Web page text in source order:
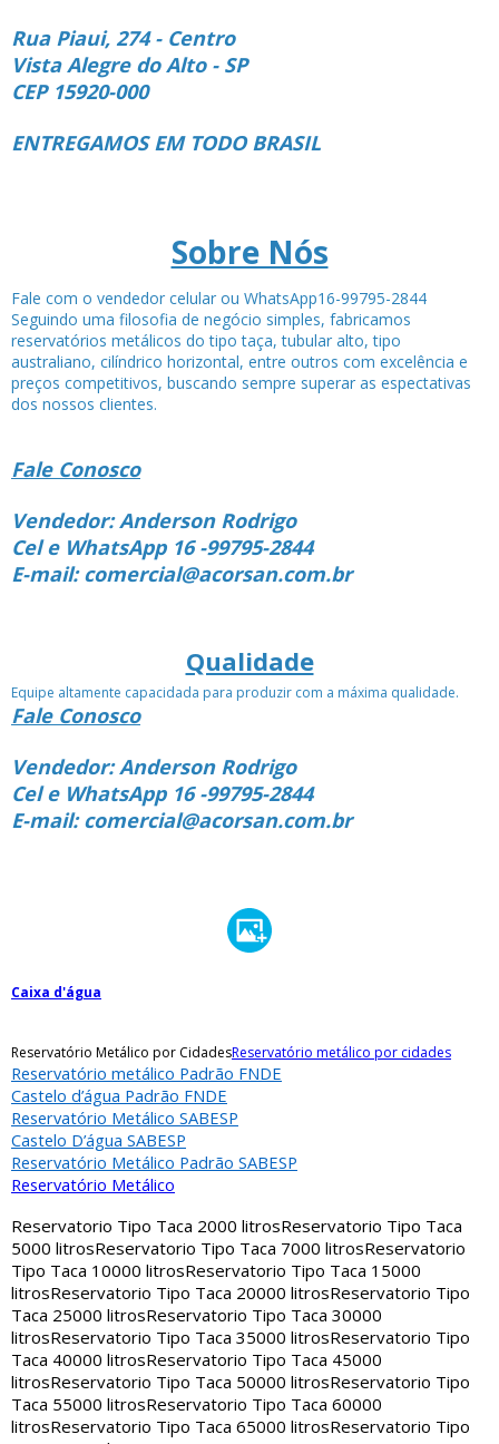
Rua Piaui, 274 - Centro
Vista Alegre do Alto - SP
CEP 15920-000
ENTREGAMOS EM TODO BRASIL
Sobre Nós
Fale com o vendedor celular ou WhatsApp16-99795-2844
Seguindo uma filosofia de negócio simples, fabricamos
reservatórios metálicos do tipo taça, tubular alto, tipo
australiano, cilíndrico horizontal, entre outros com excelência e
preços competitivos, buscando sempre superar as espectativas
dos nossos clientes.
Fale Conosco
Vendedor: Anderson Rodrigo
Cel e WhatsApp 16 -99795-2844
E-mail: comercial@acorsan.com.br
Qualidade
Equipe altamente capacidada para produzir com a máxima qualidade.
Fale Conosco
Vendedor: Anderson Rodrigo
Cel e WhatsApp 16 -99795-2844
E-mail: comercial@acorsan.com.br
Caixa d'água
Reservatório Metálico por CidadesReservatório metálico por cidades
Reservatório metálico Padrão FNDE
Castelo d’água Padrão FNDE
Reservatório Metálico SABESP
Castelo D’água SABESP
Reservatório Metálico Padrão SABESP
Reservatório Metálico
Reservatorio Tipo Taca 2000 litrosReservatorio Tipo Taca
5000 litrosReservatorio Tipo Taca 7000 litrosReservatorio
Tipo Taca 10000 litrosReservatorio Tipo Taca 15000
litrosReservatorio Tipo Taca 20000 litrosReservatorio Tipo
Taca 25000 litrosReservatorio Tipo Taca 30000
litrosReservatorio Tipo Taca 35000 litrosReservatorio Tipo
Taca 40000 litrosReservatorio Tipo Taca 45000
litrosReservatorio Tipo Taca 50000 litrosReservatorio Tipo
Taca 55000 litrosReservatorio Tipo Taca 60000
litrosReservatorio Tipo Taca 65000 litrosReservatorio Tipo